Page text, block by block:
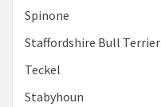
Spinone
Staffordshire Bull Terrier
Teckel
Stabyhoun